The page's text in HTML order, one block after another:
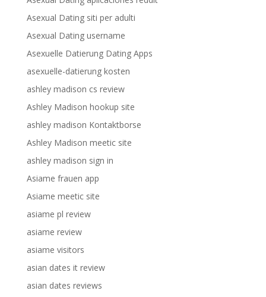
Asexual Dating siti per adulti
Asexual Dating username
Asexuelle Datierung Dating Apps
asexuelle-datierung kosten
ashley madison cs review
Ashley Madison hookup site
ashley madison Kontaktborse
Ashley Madison meetic site
ashley madison sign in
Asiame frauen app
Asiame meetic site
asiame pl review
asiame review
asiame visitors
asian dates it review
asian dates reviews